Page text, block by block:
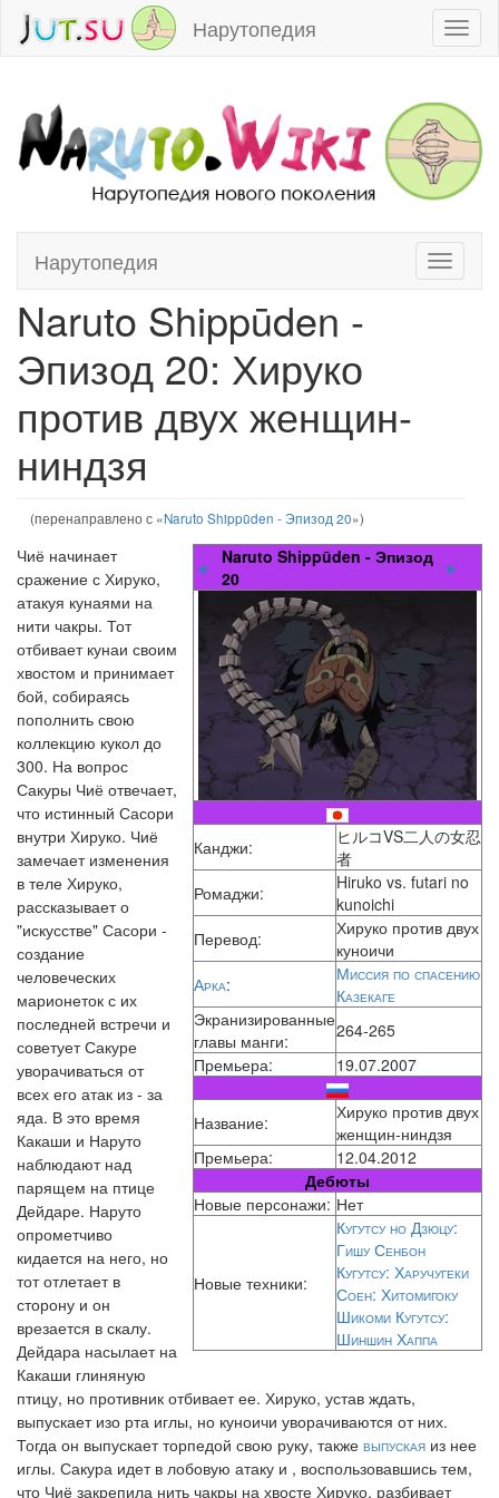
Нарутопедия
Toggle
Нарутопедия
Перейти к:навигация,поиск
Naruto Shippūden -
Эпизод 20: Хируко
против двух женщин-
ниндзя
(перенаправлено с «Naruto Shippūden - Эпизод 20»)
◄
Naruto Shippūden - Эпизод
20
►
Канджи:
ヒルコVS二人の女忍
者
Ромаджи:
Hiruko vs. futari no
kunoichi
Перевод:
Хируко против двух
куноичи
Арка:
Миссия по спасению
Казекаге
Экранизированные
главы манги:
264-265
Премьера:
19.07.2007
Название:
Хируко против двух
женщин-ниндзя
Премьера:
12.04.2012
Дебюты
Новые персонажи: Нет
Новые техники:
Кугутсу но Дзюцу:
Гишу Сенбон
Кугутсу: Харучугеки
Соен: Хитомигоку
Шикоми Кугутсу:
Шиншин Хаппа
Чиё начинает
сражение с Хируко,
атакуя кунаями на
нити чакры. Тот
отбивает кунаи своим
хвостом и принимает
бой, собираясь
пополнить свою
коллекцию кукол до
300. На вопрос
Сакуры Чиё отвечает,
что истинный Сасори
внутри Хируко. Чиё
замечает изменения
в теле Хируко,
рассказывает о
"искусстве" Сасори -
создание
человеческих
марионеток с их
последней встречи и
советует Сакуре
уворачиваться от
всех его атак из - за
яда. В это время
Какаши и Наруто
наблюдают над
парящем на птице
Дейдаре. Наруто
опрометчиво
кидается на него, но
тот отлетает в
сторону и он
врезается в скалу.
Дейдара насылает на
Какаши глиняную
птицу, но противник отбивает ее. Хируко, устав ждать,
выпускает изо рта иглы, но куноичи уворачиваются от них.
Тогда он выпускает торпедой свою руку, также выпуская из нее
иглы. Сакура идет в лобовую атаку и , воспользовавшись тем,
что Чиё закрепила нить чакры на хвосте Хируко, разбивает